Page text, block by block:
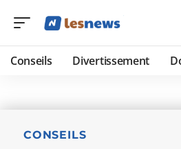
Conseils Divertissement
CONSEILS